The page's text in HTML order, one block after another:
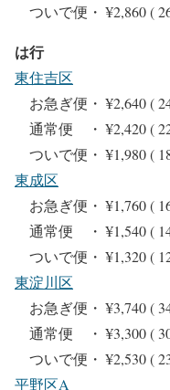
ついで便・ ¥2,860 (
は行
東住吉区
お急ぎ便・ ¥2,640 (
通常便 ・ ¥2,420 (
ついで便・ ¥1,980 (
東成区
お急ぎ便・ ¥1,760 (
通常便 ・ ¥1,540 (
ついで便・ ¥1,320 (
東淀川区
お急ぎ便・ ¥3,740 (
通常便 ・ ¥3,300 (
ついで便・ ¥2,530 (
平野区A